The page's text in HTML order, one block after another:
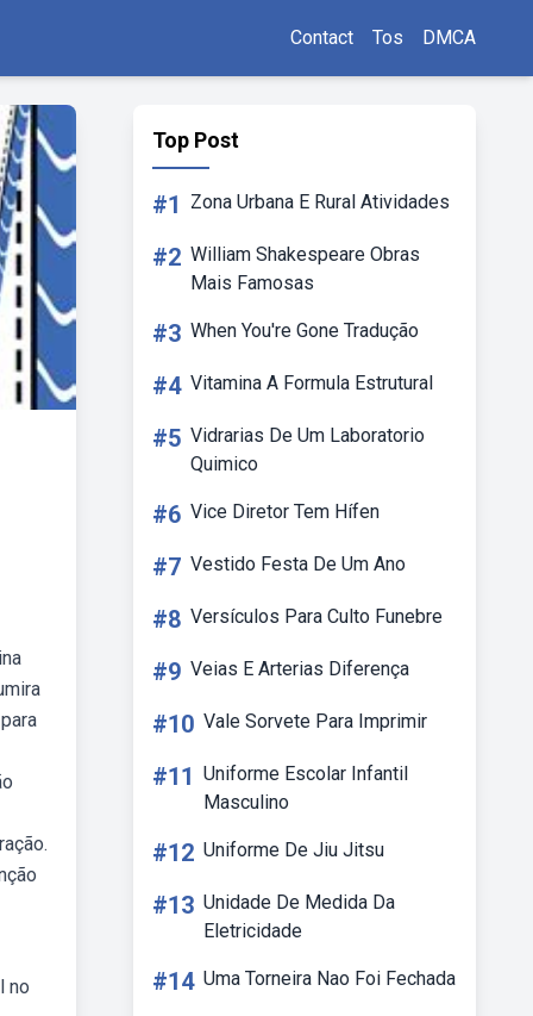
Contact Tos DMCA
no
Top Post
#1 Zona Urbana E Rural Atividades
#2 William Shakespeare Obras
Mais Famosas
#3 When You're Gone Tradução
#4 Vitamina A Formula Estrutural
#5 Vidrarias De Um Laboratorio
Quimico
#6 Vice Diretor Tem Hífen
#7 Vestido Festa De Um Ano
#8 Versículos Para Culto Funebre
#9 Veias E Arterias Diferença
#10 Vale Sorvete Para Imprimir
#11 Uniforme Escolar Infantil
Masculino
#12 Uniforme De Jiu Jitsu
#13 Unidade De Medida Da
Eletricidade
#14 Uma Torneira Nao Foi Fechada